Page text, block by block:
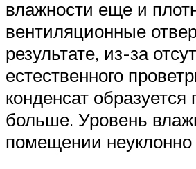
влажности еще и
вентиляционные
результате, из-за
естественного
конденсат образуется
больше. Уровень
помещении неуклонно